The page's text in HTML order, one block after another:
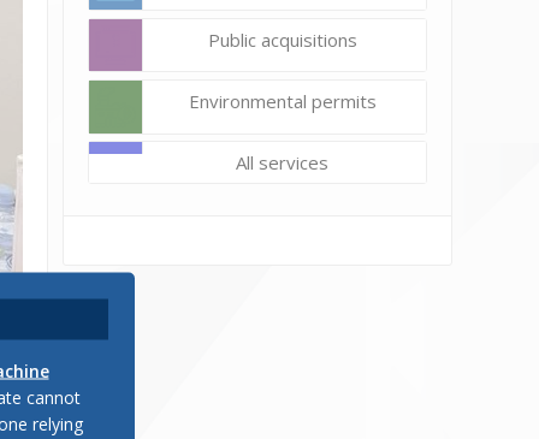
2
Public acquisitions
Environmental permits
All services
cannot
relying